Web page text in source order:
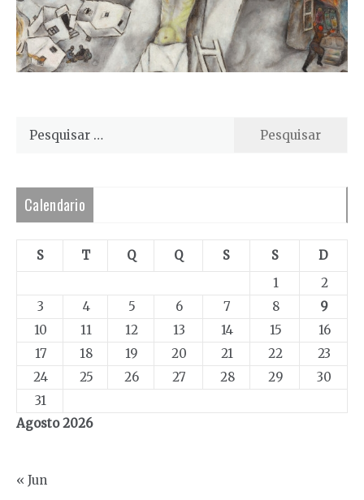
Pesquisar
Calendario
Agosto 2026
S T Q Q S S
D
1
2
3
4 5 6 7 8
9
10
11 12 13 14 15
16
17
18 19 20 21 22
23
24
25 26 27 28 29
30
31
« Jun